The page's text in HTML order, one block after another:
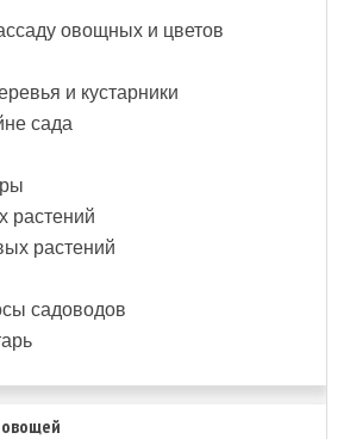
овощных и цветов
и кустарники
сада
растений
растений
садоводов